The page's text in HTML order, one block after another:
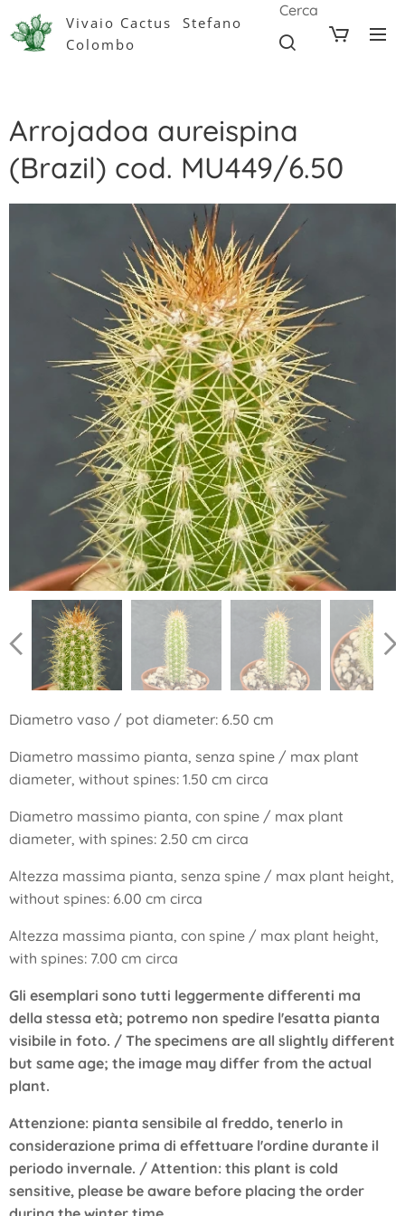
Vivaio Cactus Stefano
Colombo
Cerca
Arrojadoa aureispina
(Brazil) cod. MU449/6.50
Diametro vaso / pot diameter: 6.50 cm
Diametro massimo pianta, senza spine / max plant
diameter, without spines: 1.50 cm circa
Diametro massimo pianta, con spine / max plant
diameter, with spines: 2.50 cm circa
Altezza massima pianta, senza spine / max plant height,
without spines: 6.00 cm circa
Altezza massima pianta, con spine / max plant height,
with spines: 7.00 cm circa
Gli esemplari sono tutti leggermente differenti ma
della stessa età; potremo non spedire l'esatta pianta
visibile in foto. / The specimens are all slightly different
but same age; the image may differ from the actual
plant.
Attenzione: pianta sensibile al freddo, tenerlo in
considerazione prima di effettuare l'ordine durante il
periodo invernale. / Attention: this plant is cold
sensitive, please be aware before placing the order